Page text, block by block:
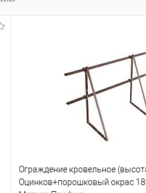
Ограждение кровельное
Оцинков+порошковый окрас